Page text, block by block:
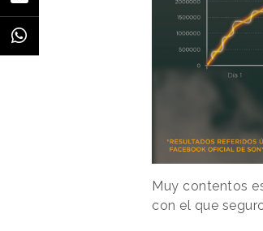
Muy contentos
con el que